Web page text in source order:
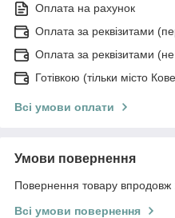
Оплата на рахунок
Оплата за реквізитами
Оплата за реквізитами
Готівкою (тільки місто
Всі умови оплати
Умови повернення
Повернення товару впродовж
Всі умови повернення